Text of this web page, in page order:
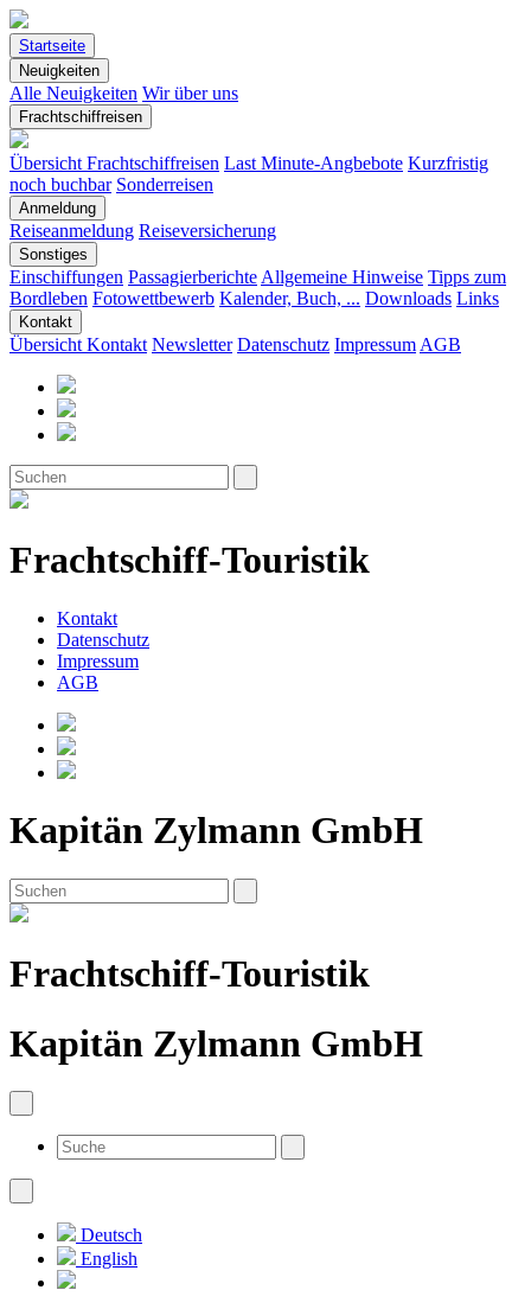
Startseite
Neuigkeiten
Alle Neuigkeiten Wir über uns
Frachtschiffreisen
Übersicht Frachtschiffreisen Last Minute-Angbebote Kurzfristig
noch buchbar Sonderreisen
Anmeldung
Reiseanmeldung Reiseversicherung
Sonstiges
Einschiffungen Passagierberichte Allgemeine Hinweise Tipps zum
Bordleben Fotowettbewerb Kalender, Buch, ... Downloads Links
Kontakt
Übersicht Kontakt Newsletter Datenschutz Impressum AGB
Frachtschiff-Touristik
Kontakt
Datenschutz
Impressum
AGB
Kapitän Zylmann GmbH
Frachtschiff-Touristik
Kapitän Zylmann GmbH
Deutsch
English